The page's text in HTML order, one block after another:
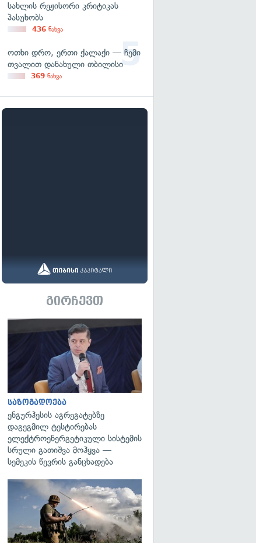
სახლის რეჟისორი კრიტიკას
პასუხობს
436 ნახვა
ოთხი დრო, ერთი ქალაქი — ჩემი
თვალით დანახული თბილისი
369 ნახვა
გირჩევთ
საზოგადოება
ენგურჰესის აგრეგატებზე
დაგეგმილ ტესტირებას
ელექტროენერგეტიკული სისტემის
სრული გათიშვა მოჰყვა —
სემეკის წევრის განცხადება